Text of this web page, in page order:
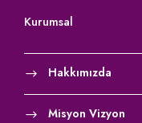
Kurumsal
Hakkımızda
Misyon Vizyon